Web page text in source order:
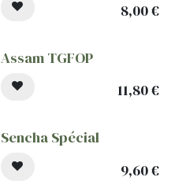
8,00€
Assam TGFOP
11,80€
Sencha Spécial
9,60€